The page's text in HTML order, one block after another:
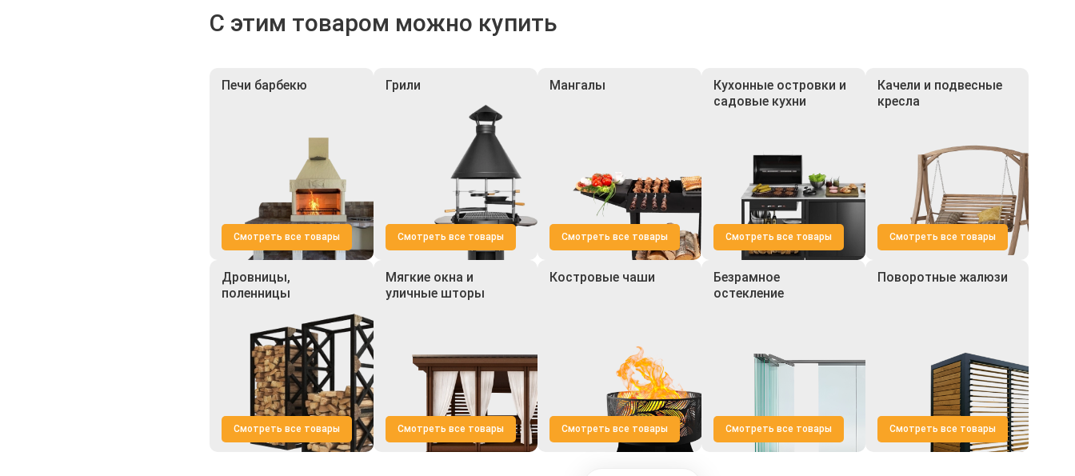
С этим товаром можно купить
Печи барбекю
Смотреть все товары
Грили
Смотреть все товары
Мангалы
Смотреть все товары
Кухонные островки и
садовые кухни
Смотреть все товары
Качели и подвесные
кресла
Смотреть все товары
Дровницы,
поленницы
Смотреть все товары
Мягкие окна и
уличные шторы
Смотреть все товары
Костровые чаши
Смотреть все товары
Безрамное
остекление
Смотреть все товары
Поворотные жалюзи
Смотреть все товары